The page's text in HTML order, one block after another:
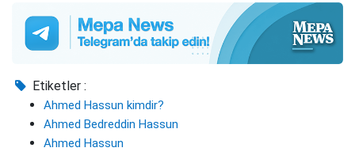
Etiketler :
Ahmed Hassun kimdir?
Ahmed Bedreddin Hassun
Ahmed Hassun